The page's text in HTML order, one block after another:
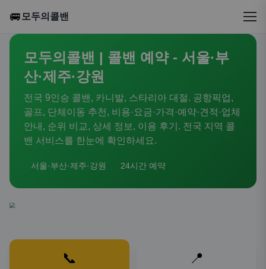
🚐 모두의콜밴
모두의콜밴 | 콜밴 예약 - 서울·부
산·제주·강원
전국 9인승 콜밴, 카니발, 스타리아 대절. 공항픽업,
골프, 단체이동 추천, 비용·요금·가격·예약·견적·업체
안내, 순위 비교, 상세 정보, 이용 후기. 전국 지역 콜
밴 서비스를 한눈에 확인하세요.
서울·부산·제주·강원 24시간 예약
📞 📍